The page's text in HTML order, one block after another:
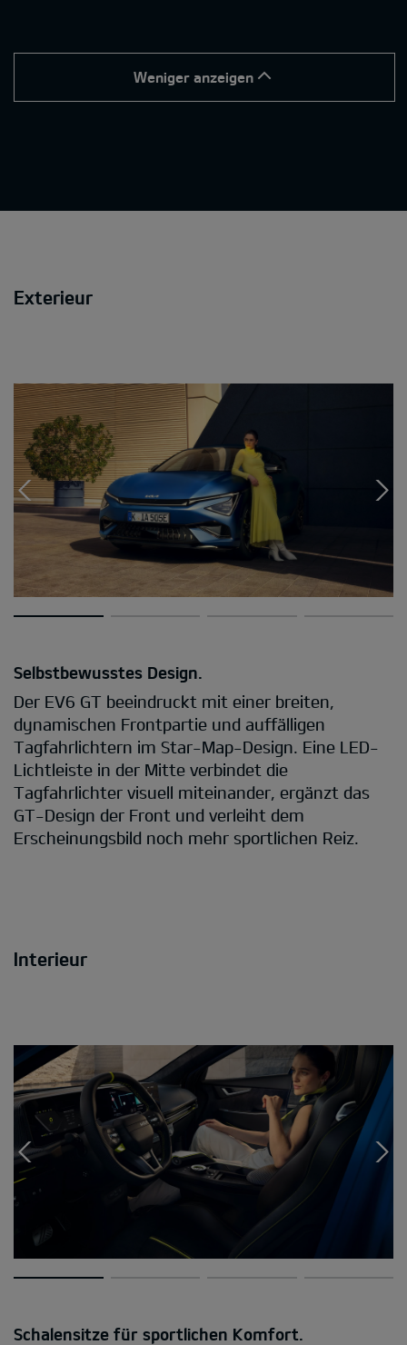
Weniger anzeigen
Exterieur
Selbstbewusstes Design.
Der EV6 GT beeindruckt mit einer breiten,
dynamischen Frontpartie und auffälligen
Tagfahrlichtern im Star-Map-Design. Eine LED-
Lichtleiste in der Mitte verbindet die
Tagfahrlichter visuell miteinander, ergänzt das
GT-Design der Front und verleiht dem
Erscheinungsbild noch mehr sportlichen Reiz.
Interieur
Schalensitze für sportlichen Komfort.